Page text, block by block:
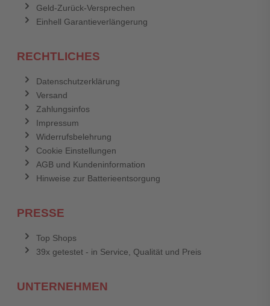
Geld-Zurück-Versprechen
Einhell Garantieverlängerung
RECHTLICHES
Datenschutzerklärung
Versand
Zahlungsinfos
Impressum
Widerrufsbelehrung
Cookie Einstellungen
AGB und Kundeninformation
Hinweise zur Batterieentsorgung
PRESSE
Top Shops
39x getestet - in Service, Qualität und Preis
UNTERNEHMEN